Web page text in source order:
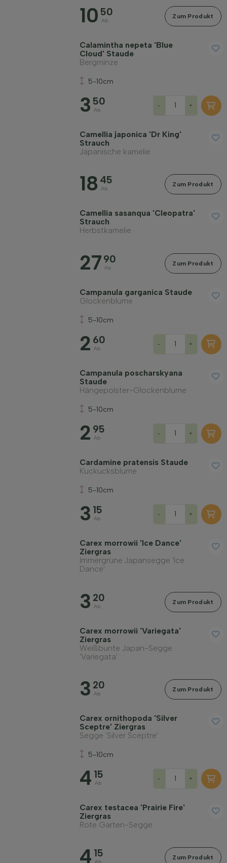
10 50
Ab
Zum Produkt
Calamintha nepeta 'Blue
Cloud' Staude
Bergminze
5-10cm
3 50
Ab
- +
Camellia japonica 'Dr King'
Strauch
Japanische kamelie
18 45
Ab
Zum Produkt
Camellia sasanqua 'Cleopatra'
Strauch
Herbstkamelie
27 90
Ab
Zum Produkt
Campanula garganica Staude
Glockenblume
5-10cm
2 60
Ab
- +
Campanula poscharskyana
Staude
Hängepolster-Glockenblume
5-10cm
2 95
Ab
- +
Cardamine pratensis Staude
Kuckucksblume
5-10cm
3 15
Ab
- +
Carex morrowii 'Ice Dance'
Ziergras
Immergrüne Japansegge 'Ice
Dance'
3 20
Ab
Zum Produkt
Carex morrowii 'Variegata'
Ziergras
Weißbunte Japan-Segge
'Variegata'
3 20
Ab
Zum Produkt
Carex ornithopoda 'Silver
Sceptre' Ziergras
Segge 'Silver Sceptre'
5-10cm
4 15
Ab
- +
Carex testacea 'Prairie Fire'
Ziergras
Rote Garten-Segge
4 15 Zum Produkt